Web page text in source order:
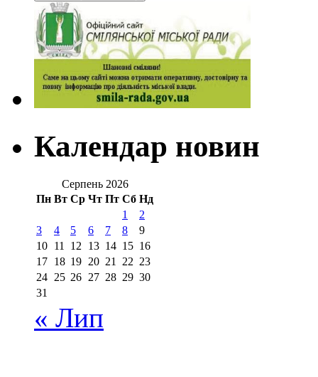
Календар новин
Серпень 2026
Пн Вт Ср Чт Пт Сб Нд
1
2
3
4 5 6 7 8
9
10 11 12 13 14 15 16
17 18 19 20 21 22 23
24 25 26 27 28 29 30
31
« Лип